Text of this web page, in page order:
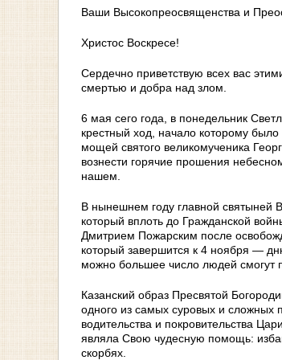
Ваши Высокопреосвященства и
Христос Воскресе!
Сердечно приветствую всех вас
смертью и добра над злом.
6 мая сего года, в понедельник
крестный ход, начало которому
мощей святого великомученика
вознести горячие прошения
нашем.
В нынешнем году главной святыней
который вплоть до Гражданской
Дмитрием Пожарским после
который завершится к 4 ноября —
можно большее число людей смогут
Казанский образ Пресвятой
одного из самых суровых и сложных
водительства и покровительства
являла Свою чудесную помощь:
скорбях.